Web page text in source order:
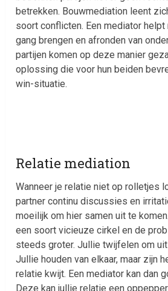
betrekken. Bouwmediation leent
soort conflicten. Een mediator helpt
gang brengen en afronden van
partijen komen op deze manier
oplossing die voor hun beiden
win-situatie.
Relatie mediation
Wanneer je relatie niet op rolletjes
partner continu discussies en
moeilijk om hier samen uit te
een soort vicieuze cirkel en de
steeds groter. Jullie twijfelen om uit
Jullie houden van elkaar, maar zijn
relatie kwijt. Een mediator kan dan
Deze kan jullie relatie een